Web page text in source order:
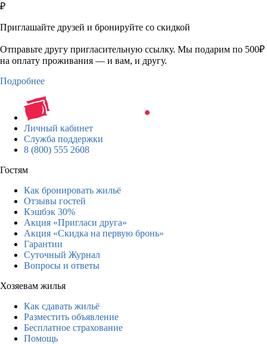
₽
Приглашайте друзей и бронируйте со скидкой
Отправьте другу пригласительную ссылку. Мы подарим по 500₽
на оплату проживания — и вам, и другу.
Подробнее
Личный кабинет
Служба поддержки
8 (800) 555 2608
Гостям
Как бронировать жильё
Отзывы гостей
Кэшбэк 30%
Акция «Пригласи друга»
Акция «Скидка на первую бронь»
Гарантии
Суточный Журнал
Вопросы и ответы
Хозяевам жилья
Как сдавать жильё
Разместить объявление
Бесплатное страхование
Помощь